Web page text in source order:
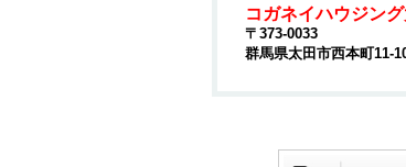
コガネイハウジン
〒373-0033
群馬県太田市西本町11-